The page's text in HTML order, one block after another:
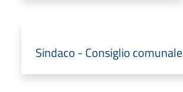
Sindaco - Consiglio comunale